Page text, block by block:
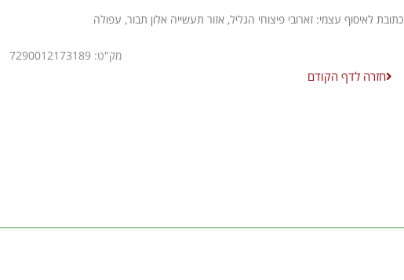
כתובת לאיסוף עצמי: זארובי פיצוחי הגליל, אזור תעשייה אלון תבור, עפולה
מק"ט: 7290012173189
חזרה לדף הקודם